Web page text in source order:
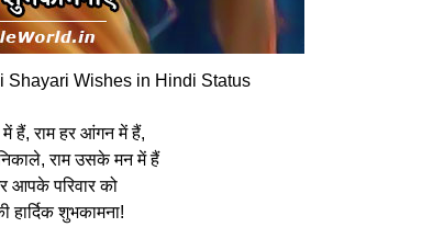
Shayari Wishes in Hindi Status
में हैं, राम हर आंगन में हैं,
राम उसके मन में हैं
परिवार को
हार्दिक शुभकामना!